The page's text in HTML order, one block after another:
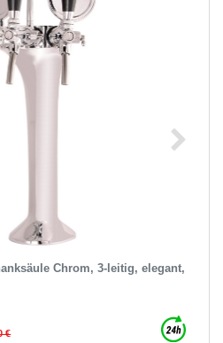
Chrom, 3-leitig, elegant,
€